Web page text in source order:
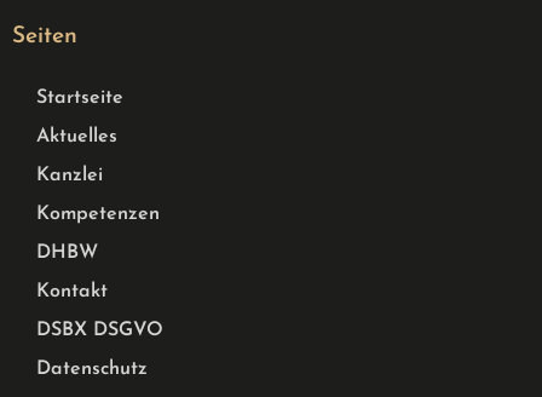
Seiten
Startseite
Aktuelles
Kanzlei
Kompetenzen
DHBW
Kontakt
DSBX DSGVO
Datenschutz